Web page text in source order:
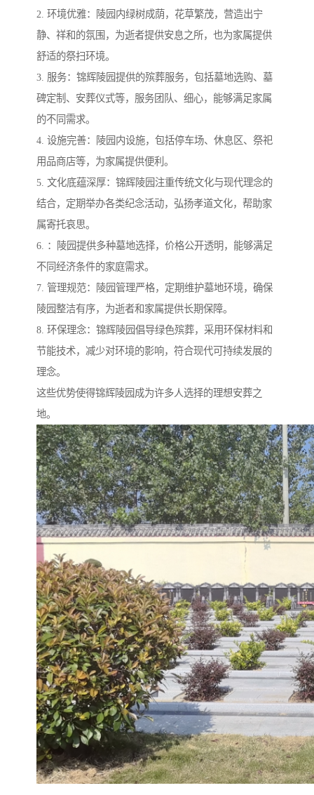
2. 环境优雅：陵园内绿树成荫，花草繁茂，营造出宁
静、祥和的氛围，为逝者提供安息之所，也为家属提供
舒适的祭扫环境。
3. 服务：锦辉陵园提供的殡葬服务，包括墓地选购、墓
碑定制、安葬仪式等，服务团队、细心，能够满足家属
的不同需求。
4. 设施完善：陵园内设施，包括停车场、休息区、祭祀
用品商店等，为家属提供便利。
5. 文化底蕴深厚：锦辉陵园注重传统文化与现代理念的
结合，定期举办各类纪念活动，弘扬孝道文化，帮助家
属寄托哀思。
6. ：陵园提供多种墓地选择，价格公开透明，能够满足
不同经济条件的家庭需求。
7. 管理规范：陵园管理严格，定期维护墓地环境，确保
陵园整洁有序，为逝者和家属提供长期保障。
8. 环保理念：锦辉陵园倡导绿色殡葬，采用环保材料和
节能技术，减少对环境的影响，符合现代可持续发展的
理念。
这些优势使得锦辉陵园成为许多人选择的理想安葬之
地。